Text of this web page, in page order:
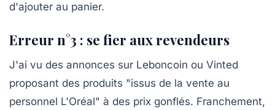
d'ajouter au panier.
Erreur n°3 : se fier aux revendeurs
J'ai vu des annonces sur Leboncoin ou Vinted
proposant des produits "issus de la vente au
personnel L'Oréal" à des prix gonflés. Franchement,